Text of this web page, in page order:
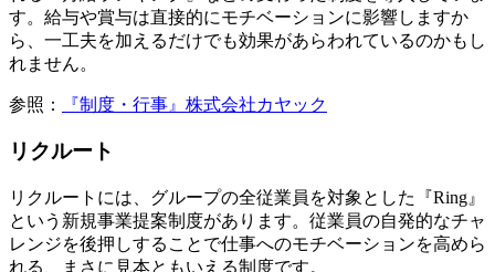
す。給与や賞与は直接的にモチベーションに影響しますか
ら、一工夫を加えるだけでも効果があらわれているのかもし
れません。
参照： 『制度・行事』株式会社カヤック
リクルート
リクルートには、グループの全従業員を対象とした『Ring』
という新規事業提案制度があります。従業員の自発的なチャ
レンジを後押しすることで仕事へのモチベーションを高めら
れる、まさに見本ともいえる制度です。